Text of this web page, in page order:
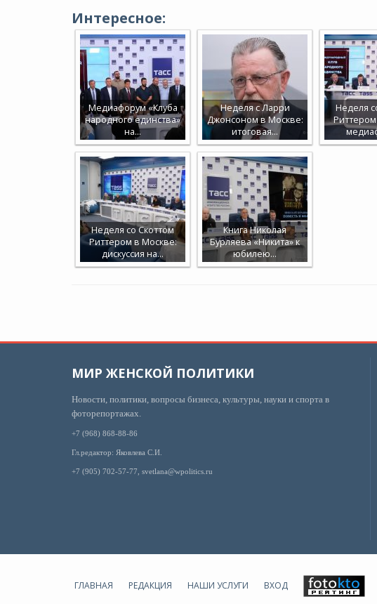
Интересное:
Медиафорум «Клуба
народного единства»
на…
Неделя с Ларри
Джонсоном в Москве:
итоговая…
Неделя
Неделя со Скоттом
Риттером в Москве:
дискуссия на…
Книга Николая
Бурляева «Никита» к
юбилею…
МИР ЖЕНСКОЙ ПОЛИТИКИ
Новости, политики, вопросы бизнеса, культуры, науки и спорта в
фоторепортажах.
+7 (968) 868-88-86
Гл.редактор: Яковлева С.И.
+7 (905) 702-57-77, svetlana@wpolitics.ru
ГЛАВНАЯ РЕДАКЦИЯ НАШИ УСЛУГИ ВХОД